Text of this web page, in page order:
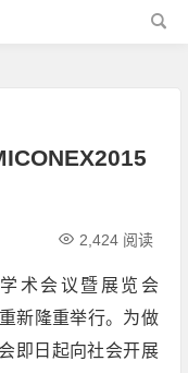
2,424 阅读
术会议暨展览会
新隆重举行。为做
即日起向社会开展